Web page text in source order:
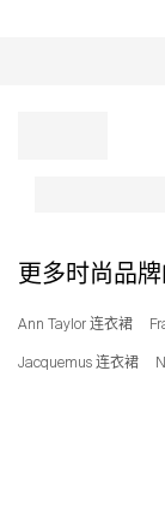
更多时尚品
Ann Taylor 连衣裙
Jacquemus 连衣裙